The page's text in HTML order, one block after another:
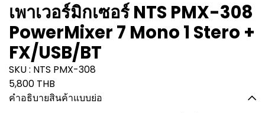
เพาเวอร์มิกเซอร์ NTS PMX-308
PowerMixer 7 Mono 1 Stero +
FX/USB/BT
SKU : NTS PMX-308
5,800 THB
คำอธิบายสินค้าแบบย่อ